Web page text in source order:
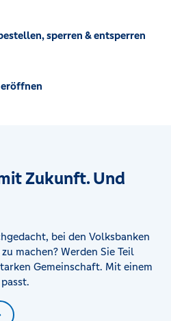
sperren & entsperren
Zukunft. Und
bei den Volksbanken
machen? Werden Sie Teil
Gemeinschaft. Mit einem